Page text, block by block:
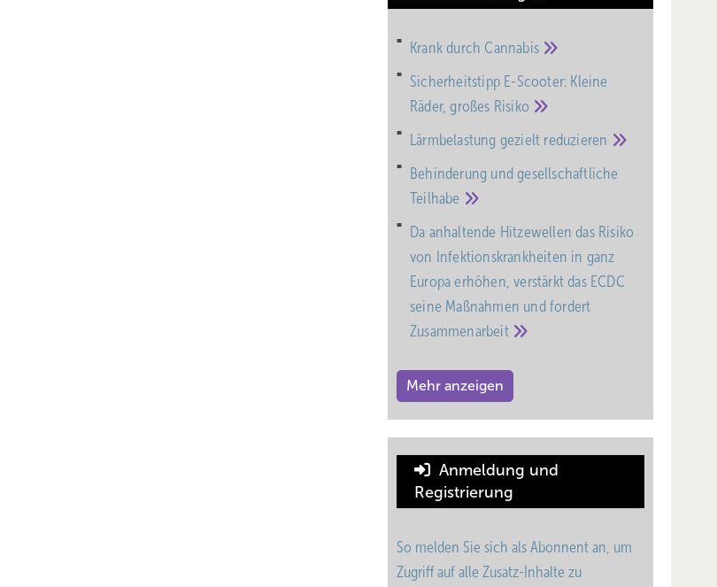
Krank durchCannabis
Sicherheitstipp E-Scooter: Kleine
Räder, großes Risiko
Lärmbelastung gezielt reduzieren
Behinderung und gesell­schaft­liche
Teil­habe
Da anhaltende Hitzewellen das Risiko
von Infektionskrankheiten in ganz
Europa erhöhen, verstärkt das ECDC
seine Maßnahmen und fordert
Zusammenarbeit
Mehr anzeigen
Anmeldung und
Registrierung
So melden Sie sich als Abonnent an, um
Zugriff auf alle Zusatz-Inhalte zu